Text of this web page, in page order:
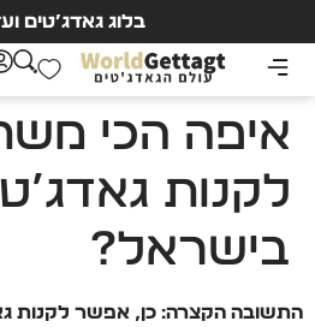
בלוג גאדג’טים
איפה הכי
לקנות
בישראל?
התשובה הקצרה: כן, אפשר לקנות